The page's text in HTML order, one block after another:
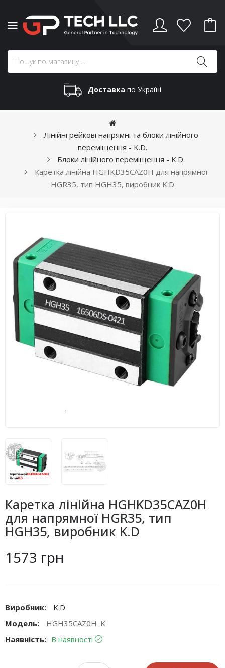
Доставка по Україні
Лінійні рейкові напрямні та блоки лінійного
переміщення - K.D.
Блоки лінійного переміщення - K.D.
Каретка лінійна HGHKD35CAZ0H для напрямної
HGR35, тип HGH35, виробник K.D
Каретка лінійна HGHKD35CAZ0H
для напрямної HGR35, тип
HGH35, виробник K.D
1573 грн
Виробник:
K.D
Модель:
HGH35CAZ0H_K
Наявність: В наявності